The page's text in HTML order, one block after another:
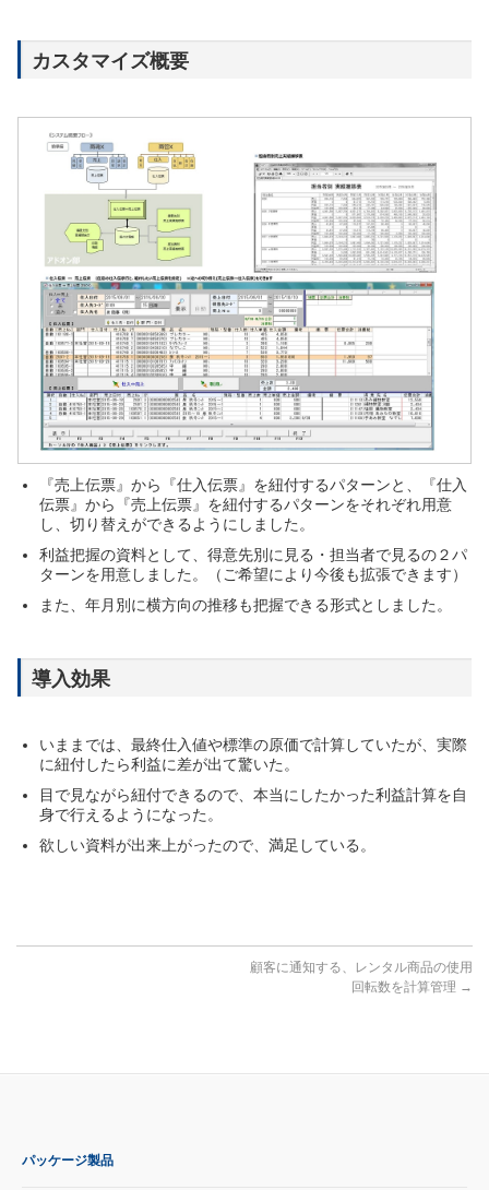
カスタマイズ概要
『売上伝票』から『仕入伝票』を紐付するパターンと、『仕入
伝票』から『売上伝票』を紐付するパターンをそれぞれ用意
し、切り替えができるようにしました。
利益把握の資料として、得意先別に見る・担当者で見るの２パ
ターンを用意しました。（ご希望により今後も拡張できます）
また、年月別に横方向の推移も把握できる形式としました。
導入効果
いままでは、最終仕入値や標準の原価で計算していたが、実際
に紐付したら利益に差が出て驚いた。
目で見ながら紐付できるので、本当にしたかった利益計算を自
身で行えるようになった。
欲しい資料が出来上がったので、満足している。
顧客に通知する、レンタル商品の使用
回転数を計算管理 →
パッケージ製品